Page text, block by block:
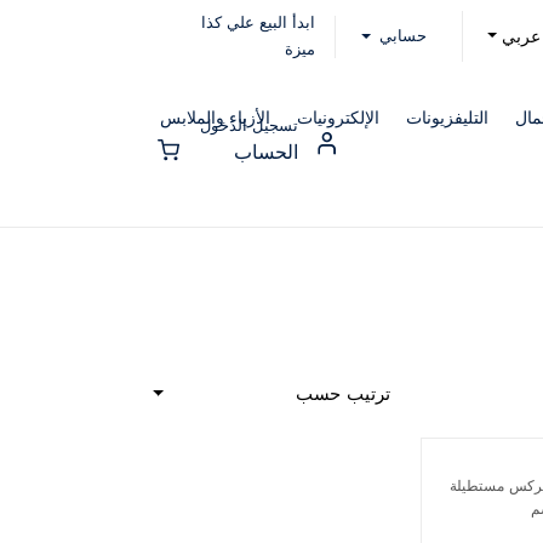
عربي حسابي
ابدأ البيع علي كذا
ميزة
التليفزيونات الإلكترونيات الأزياء والملابس
تسجيل الدخول
الحساب
ترتيب حسب